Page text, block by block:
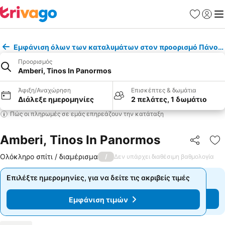
Εμφάνιση όλων των καταλυμάτων στον προορισμό
Προορισμός
Amberi, Tinos In Panormos
Άφιξη/Αναχώρηση
Διάλεξε ημερομηνίες
Επισκέπτες & δωμάτια
2 πελάτες, 1 δωμάτιο
Πώς οι πληρωμές σε εμάς επηρεάζουν την κατάταξη
Amberi, Tinos In Panormos
Ολόκληρο σπίτι / διαμέρισμα / Δεν υπάρχει διαθέσιμη βαθμολογία
Επιλέξτε ημερομηνίες, για να δείτε τις ακριβείς τιμές
Εμφάνιση τιμών
Επιλέξτε ημερομηνίες, για να δείτε τις ακριβείς τιμές
Εμφάνιση τιμών